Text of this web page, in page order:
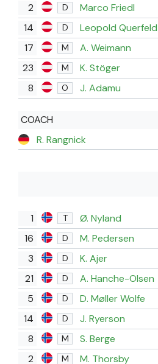
2
D
Marco Friedl
14
D
Leopold Querfeld
17
M
A. Weimann
23
M
K. Stöger
8
O J. Adamu
COACH
R. Rangnick
1 T Ø. Nyland
16 D M. Pedersen
3 D K. Ajer
21 D A. Hanche-Olsen
5 D D. Møller Wolfe
14 D J. Ryerson
8 M S. Berge
2 M M. Thorsby